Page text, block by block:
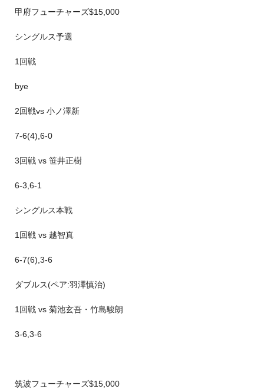
甲府フューチャーズ$15,000
シングルス予選
1回戦
bye
2回戦vs 小ノ澤新
7-6(4),6-0
3回戦 vs 笹井正樹
6-3,6-1
シングルス本戦
1回戦 vs 越智真
6-7(6),3-6
ダブルス(ペア:羽澤慎治)
1回戦 vs 菊池玄吾・竹島駿朗
3-6,3-6
筑波フューチャーズ$15,000